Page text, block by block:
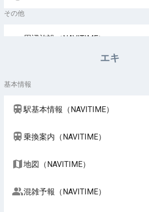
その他
周辺施設（NAVITIME）
エキ
基本情報
駅基本情報（NAVITIME）
乗換案内（NAVITIME）
地図（NAVITIME）
混雑予報（NAVITIME）